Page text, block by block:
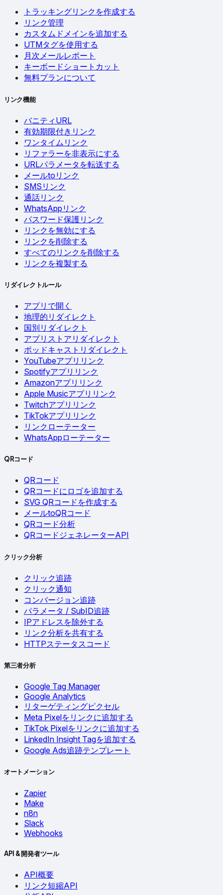
トラッキングリンクを作成する
リンク管理
カスタムドメインを追加する
UTMタグを使用する
月次メールレポート
キーボードショートカット
無料プランについて
リンク機能
バニティURL
有効期限付きリンク
ワンタイムリンク
リファラーを非表示にする
URLパラメータを転送する
メールtoリンク
SMSリンク
通話リンク
WhatsAppリンク
パスワード保護リンク
リンクを無効にする
リンクを削除する
すべてのリンクを削除する
リンクを複製する
リダイレクトルール
アプリで開く
地理的リダイレクト
国別リダイレクト
アプリストアリダイレクト
ポッドキャストリダイレクト
YouTubeアプリリンク
Spotifyアプリリンク
Amazonアプリリンク
Apple Musicアプリリンク
Twitchアプリリンク
TikTokアプリリンク
リンクローテーター
WhatsAppローテーター
QRコード
QRコード
QRコードにロゴを追加する
SVG QRコードを作成する
メールtoQRコード
QRコード分析
QRコードジェネレーターAPI
クリック分析
クリック追跡
クリック通知
コンバージョン追跡
パラメータ / SubID追跡
IPアドレスを除外する
リンク分析を共有する
HTTPステータスコード
第三者分析
Google Tag Manager
Google Analytics
リターゲティングピクセル
Meta Pixelをリンクに追加する
TikTok Pixelをリンクに追加する
LinkedIn Insight Tagを追加する
Google Ads追跡テンプレート
オートメーション
Zapier
Make
n8n
Slack
Webhooks
API & 開発者ツール
API概要
リンク短縮API